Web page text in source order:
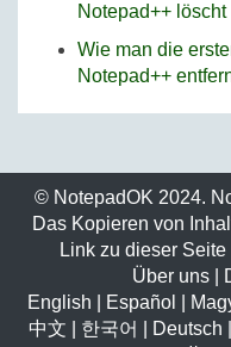
Notepad++ löscht
Wie man die
Notepad++
© NotepadOK 2024.
Das Kopieren von
Link zu dieser
Über uns
English
Español
中文
한국어 Deutsch